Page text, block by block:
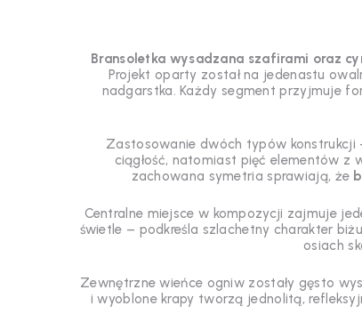
Bransoletka wysadzana szafirami oraz
Projekt oparty został na jedenastu
nadgarstka. Każdy segment przyjmuje
Zastosowanie dwóch typów konstrukcji
ciągłość, natomiast pięć elementów z
zachowana symetria sprawiają, że
Centralne miejsce w kompozycji zajmuje
świetle – podkreśla szlachetny charakter
osiach
Zewnętrzne wieńce ogniw zostały gęsto
i wyoblone krapy tworzą jednolitą,